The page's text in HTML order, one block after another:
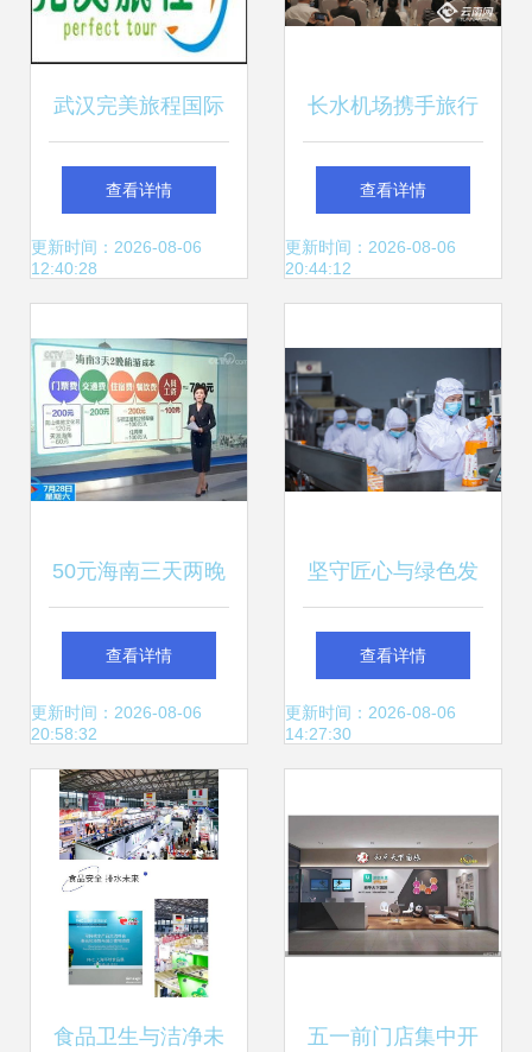
武汉完美旅程国际
旅行社签约一卡易
会员管理系统，推
级
查看详情
更新时间：2026-08-06
12:40:28
长水机场携手旅行
社推出首批异地营
销中心及“飞向云
品线路
查看详情
更新时间：2026-08-06
20:44:12
50元海南三天两晚
游 低价豪赌背后的
购物陷阱
查看详情
更新时间：2026-08-06
20:58:32
坚守匠心与绿色发
展之源——览白象
食品对健康与生态
查看详情
更新时间：2026-08-06
14:27:30
食品卫生与洁净未 五一前门店集中开